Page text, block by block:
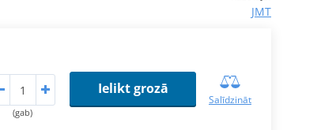
JMT
(gab)
Ielikt grozā
Salīdzināt